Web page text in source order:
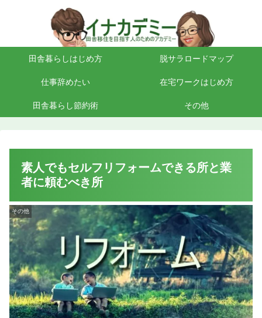
田舎暮らしはじめ方 脱サラロードマップ
仕事辞めたい 在宅ワークはじめ方
田舎暮らし節約術 その他
素人でもセルフリフォームできる所と業
者に頼むべき所
その他